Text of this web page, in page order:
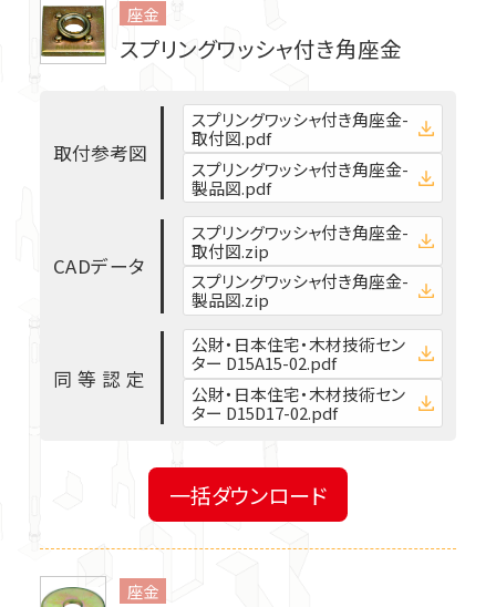
私たちの強み
製販一貫品質
各種ダウンロード
Webカタログ
座金
スプリングワッシャ付き角座金
取付参考図
スプリングワッシャ付き角座金-
取付図.pdf
スプリングワッシャ付き角座金-
製品図.pdf
CADデータ
スプリングワッシャ付き角座金-
取付図.zip
スプリングワッシャ付き角座金-
製品図.zip
同 等 認 定
公財・日本住宅・木材技術セン
ター D15A15-02.pdf
公財・日本住宅・木材技術セン
ター D15D17-02.pdf
一括ダウンロード
座金
マークがついているデータは
ユーザー限定でダウンロードいただけます。
はじめての方はこちら 新規ユーザー登録